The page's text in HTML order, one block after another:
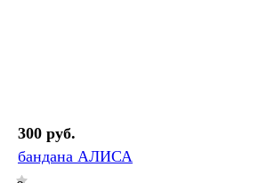
300 руб.
бандана АЛИСА